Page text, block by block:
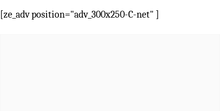
[ze_adv position="adv_300x250-C-net" ]